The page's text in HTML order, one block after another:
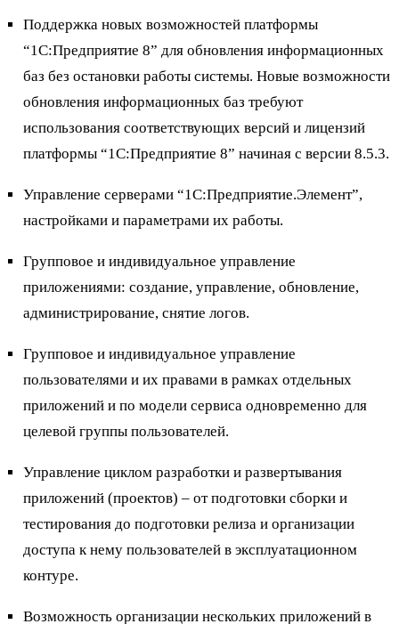
Поддержка новых возможностей платформы
“1С:Предприятие 8” для обновления информационных
баз без остановки работы системы. Новые возможности
обновления информационных баз требуют
использования соответствующих версий и лицензий
платформы “1С:Предприятие 8” начиная с версии 8.5.3.
Управление серверами “1С:Предприятие.Элемент”,
настройками и параметрами их работы.
Групповое и индивидуальное управление
приложениями: создание, управление, обновление,
администрирование, снятие логов.
Групповое и индивидуальное управление
пользователями и их правами в рамках отдельных
приложений и по модели сервиса одновременно для
целевой группы пользователей.
Управление циклом разработки и развертывания
приложений (проектов) – от подготовки сборки и
тестирования до подготовки релиза и организации
доступа к нему пользователей в эксплуатационном
контуре.
Возможность организации нескольких приложений в